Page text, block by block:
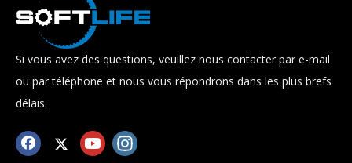
Si vous avez des questions, veuillez nous contacter par e-mail
ou par téléphone et nous vous répondrons dans les plus brefs
délais.